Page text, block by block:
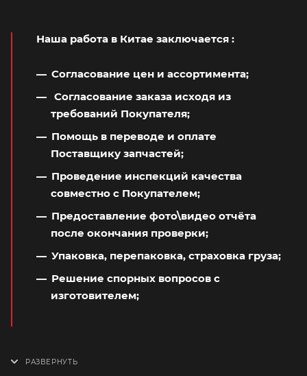
Наша работа в Китае заключается :
Согласование цен и ассортимента;
Согласование заказа исходя из
требований Покупателя;
Помощь в переводе и оплате
Поставщику запчастей;
Проведение инспекций качества
совместно с Покупателем;
Предоставление фото\видео отчёта
после окончания проверки;
Упаковка, перепаковка, страховка груза;
Решение спорных вопросов с
изготовителем;